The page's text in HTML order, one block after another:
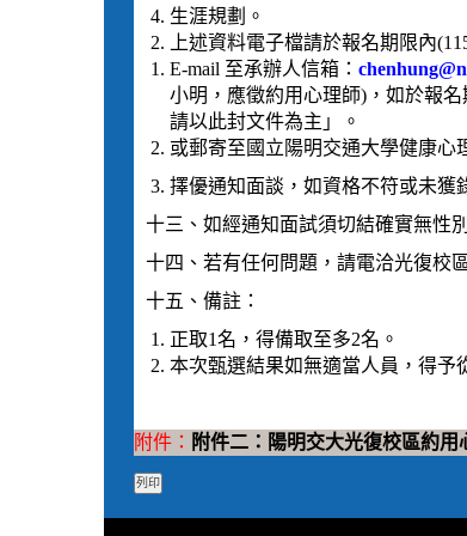
生涯規劃。
上述資料電子檔請於報名期限內
E-mail 至承辦人信箱：
小明，應徵約用心理師)，如於報
請以此封文件為主」。
或郵寄至國立陽明交通大學健康心
擇優通知面談，如資格不符或未獲
十三、如經通知面試須切結確實無性
十四、若有任何問題，請電洽光復校
十五、備註：
正取1名，得備取至多2名。
本次甄選結果如無適當人員，得予
附件： 附件二：陽明交大光復校區約用